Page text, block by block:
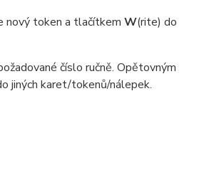
nový token a tlačítkem W(rite) do
číslo ručně. Opětovným
jiných karet/tokenů/nálepek.